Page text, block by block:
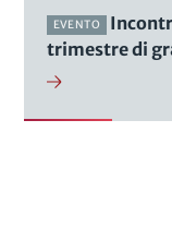
EVENTO
trimestre di